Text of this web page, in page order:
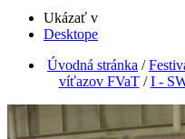
Ukázať v
Desktope
Úvodná stránka /
víťazov FVaT/I -